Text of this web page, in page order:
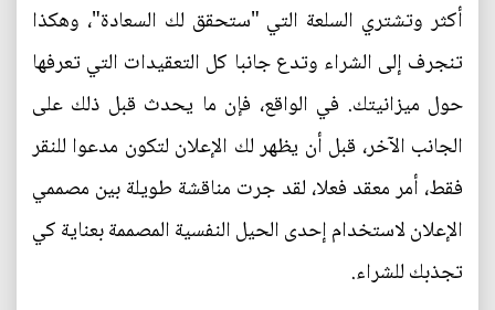
أكثر وتشتري السلعة التي "ستحقق لك السعادة"، وهكذا
تنجرف إلى الشراء وتدع جانبا كل التعقيدات التي تعرفها
حول ميزانيتك. في الواقع، فإن ما يحدث قبل ذلك على
الجانب الآخر، قبل أن يظهر لك الإعلان لتكون مدعوا للنقر
فقط، أمر معقد فعلا، لقد جرت مناقشة طويلة بين مصممي
الإعلان لاستخدام إحدى الحيل النفسية المصممة بعناية كي
تجذبك للشراء.